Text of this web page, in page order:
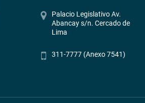
Palacio Legislativo Av.
Abancay s/n. Cercado de
Lima
311-7777 (Anexo 7541)